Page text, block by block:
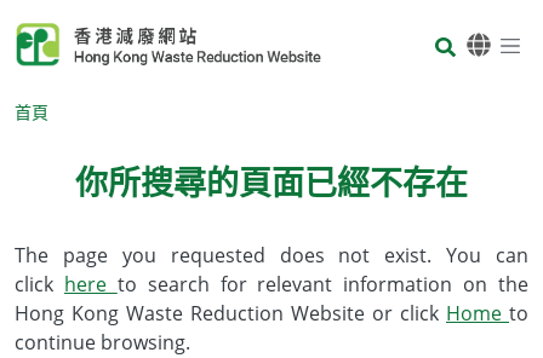
Body
首頁
你所搜尋的頁面已經不存在
Body
The page you requested does not exist. You can
click here to search for relevant information on the
Hong Kong Waste Reduction Website or click Home to
continue browsing.